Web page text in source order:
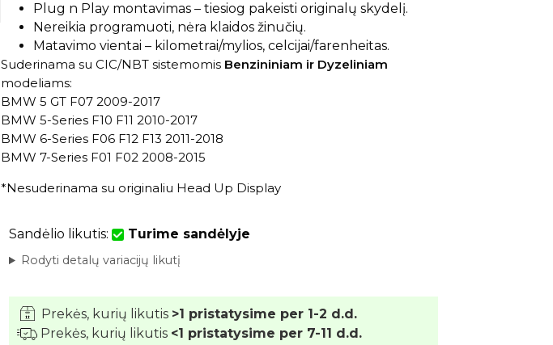
Plug n Play montavimas – tiesiog pakeisti originalų skydelį.
Nereikia programuoti, nėra klaidos žinučių.
Matavimo vientai – kilometrai/mylios, celcijai/farenheitas.
Suderinama su CIC/NBT sistemomis Benzininiam ir Dyzeliniam
modeliams:
BMW 5 GT F07 2009-2017
BMW 5-Series F10 F11 2010-2017
BMW 6-Series F06 F12 F13 2011-2018
BMW 7-Series F01 F02 2008-2015
*Nesuderinama su originaliu Head Up Display
Sandėlio likutis: Turime sandėlyje
Rodyti detalų variacijų likutį
Prekės, kurių likutis >1 pristatysime per 1-2 d.d.
Prekės, kurių likutis <1 pristatysime per 7-11 d.d.